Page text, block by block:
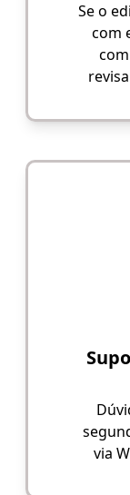
Se o
com
via